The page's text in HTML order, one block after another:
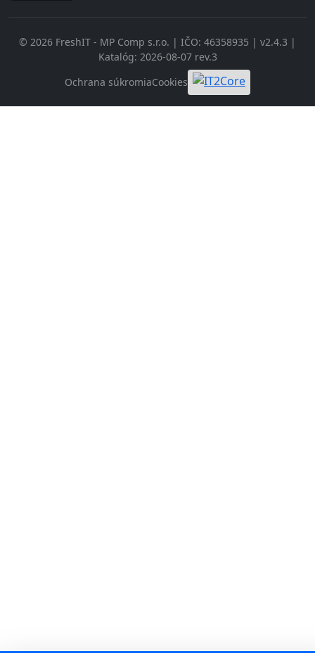
© 2026 FreshIT - MP Comp s.r.o. | IČO: 46358935 | v2.4.3 |
Katalóg: 2026-08-07 rev.3
Ochrana súkromiaCookies